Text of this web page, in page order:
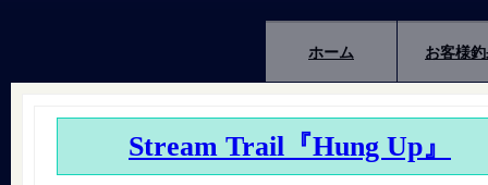
ホーム お客様
Stream Trail『Hung Up』